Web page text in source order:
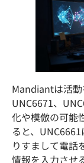
Mandiantは活動
UNC6671、
化や模倣の可能
ると、
りすまして電話
情報を入力させ